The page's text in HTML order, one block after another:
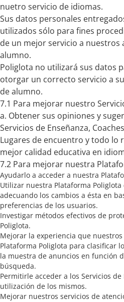
nuetro servicio de idiomas.
Sus datos personales
utilizados sólo para fines
de un mejor servicio a
alumno.
Poliglota no utilizará sus datos
otorgar un correcto servicio a
de alumno.
7.1 Para mejorar nuestro
a. Obtener sus opiniones y
Servicios de Enseñanza,
Lugares de encuentro y todo lo
mejor calidad educativa en
7.2 Para mejorar nuestra
Ayudarlo a acceder a nuestra
Utilizar nuestra Plataforma
adecuando los cambios a ésta en
preferencias de los usuarios.
Investigar métodos efectivos de
Poliglota.
Mejorar la experiencia que
Plataforma Poliglota para clasificar
la muestra de anuncios en función
búsqueda.
Permitirle acceder a los Servicios
utilización de los mismos.
Mejorar nuestros servicios de